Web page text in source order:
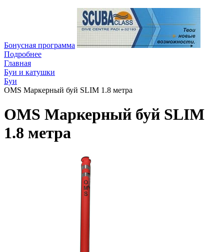
Бонусная программа
Подробнее
Главная
Буи и катушки
Буи
OMS Маркерный буй SLIM 1.8 метра
OMS Маркерный буй SLIM
1.8 метра